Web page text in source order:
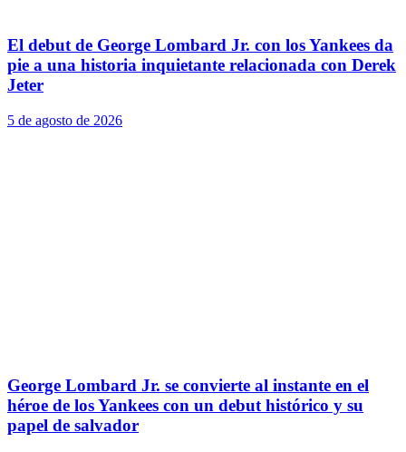
El debut de George Lombard Jr. con los Yankees da
pie a una historia inquietante relacionada con Derek
Jeter
5 de agosto de 2026
George Lombard Jr. se convierte al instante en el
héroe de los Yankees con un debut histórico y su
papel de salvador